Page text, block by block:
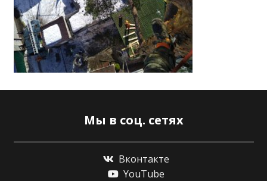
Мы в соц. сетях
Вконтакте
YouTube